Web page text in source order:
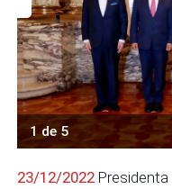
1 de 5
23/12/2022